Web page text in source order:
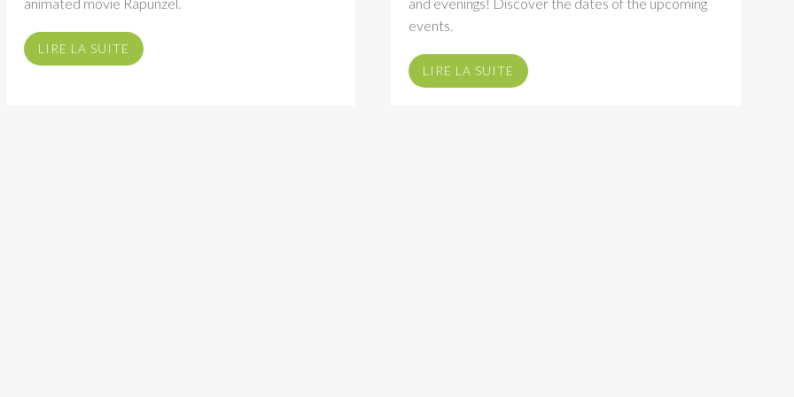
LIRE LA SUITE
events.
LIRE LA SUITE